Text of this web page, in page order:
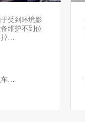
受到环境影
维护不到位
掉…
车…